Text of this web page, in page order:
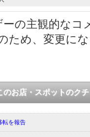
の主観的なコ
ため、変更に
のお店・スポットのク
転を報告